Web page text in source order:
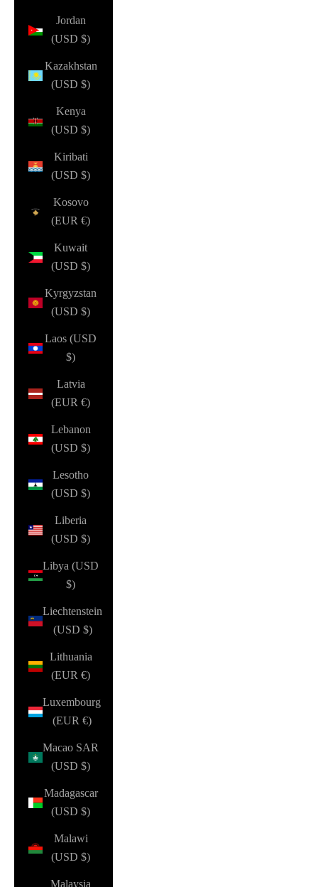
Jordan
(USD $)
Kazakhstan
(USD $)
Kenya
(USD $)
Kiribati
(USD $)
Kosovo
(EUR €)
Kuwait
(USD $)
Kyrgyzstan
(USD $)
Laos (USD
$)
Latvia
(EUR €)
Lebanon
(USD $)
Lesotho
(USD $)
Liberia
(USD $)
Libya (USD
$)
Liechtenstein
(USD $)
Lithuania
(EUR €)
Luxembourg
(EUR €)
Macao SAR
(USD $)
Madagascar
(USD $)
Malawi
(USD $)
Malaysia